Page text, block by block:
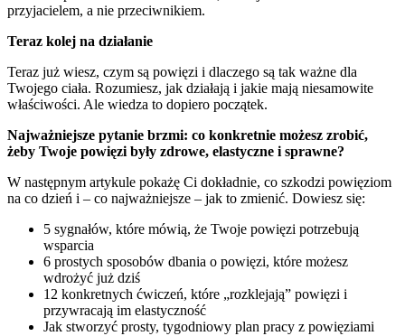
przyjacielem, a nie przeciwnikiem.
Teraz kolej na działanie
Teraz już wiesz, czym są powięzi i dlaczego są tak ważne dla
Twojego ciała. Rozumiesz, jak działają i jakie mają niesamowite
właściwości. Ale wiedza to dopiero początek.
Najważniejsze pytanie brzmi: co konkretnie możesz zrobić,
żeby Twoje powięzi były zdrowe, elastyczne i sprawne?
W następnym artykule pokażę Ci dokładnie, co szkodzi powięziom
na co dzień i – co najważniejsze – jak to zmienić. Dowiesz się:
5 sygnałów, które mówią, że Twoje powięzi potrzebują
wsparcia
6 prostych sposobów dbania o powięzi, które możesz
wdrożyć już dziś
12 konkretnych ćwiczeń, które „rozklejają” powięzi i
przywracają im elastyczność
Jak stworzyć prosty, tygodniowy plan pracy z powięziami